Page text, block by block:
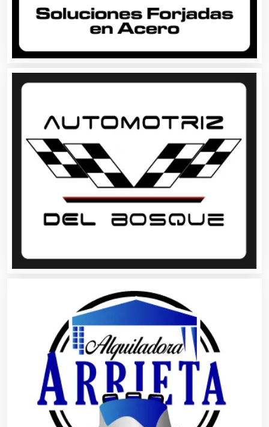
Artes Gráficas
Artesanías
Artículos de Oficina
Artículos de Piel
Artículos Deportivos
Artículos Importados
Artículos para el Hogar
Artículos para Regalos
Artículos Personales